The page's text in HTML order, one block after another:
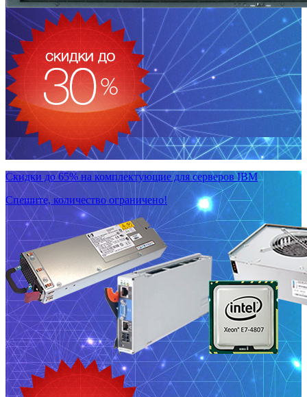
Скидки до 65% на комплектующие для серверов IBM
Спешите, количество ограничено!